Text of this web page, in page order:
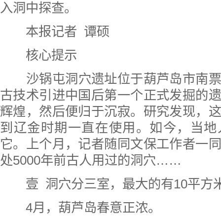
入洞中探查。
本报记者 谭硕
核心提示
沙锅屯洞穴遗址位于葫芦岛市南
古技术引进中国后第一个正式发掘的
辉煌，然后便归于沉寂。研究发现，
到辽金时期一直在使用。如今，当
它。上个月，记者随同文保工作者一
处5000年前古人用过的洞穴……
壹 洞穴分三室，最大的有10平方
4月，葫芦岛春意正浓。